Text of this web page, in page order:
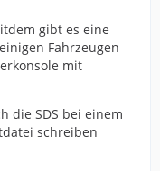
gibt es eine
Fahrzeugen
mit
die SDS bei einem
schreiben